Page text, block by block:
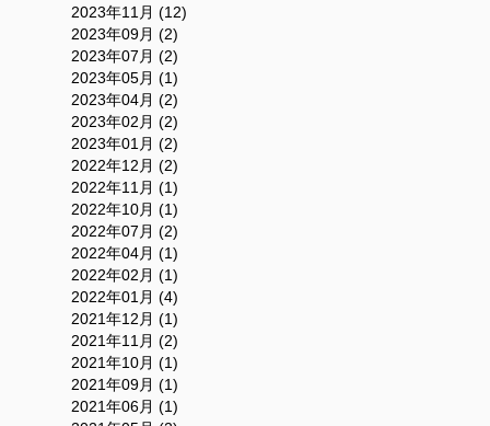
2023年11月 (12)
2023年09月 (2)
2023年07月 (2)
2023年05月 (1)
2023年04月 (2)
2023年02月 (2)
2023年01月 (2)
2022年12月 (2)
2022年11月 (1)
2022年10月 (1)
2022年07月 (2)
2022年04月 (1)
2022年02月 (1)
2022年01月 (4)
2021年12月 (1)
2021年11月 (2)
2021年10月 (1)
2021年09月 (1)
2021年06月 (1)